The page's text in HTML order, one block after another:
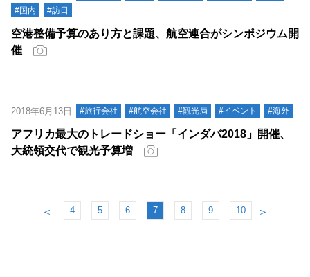
#国内
#訪日
空港整備予算のあり方と課題、航空連合がシンポジウム開
催
2018年6月13日 #旅行会社 #航空会社 #観光局 #イベント #海外
アフリカ最大のトレードショー「インダバ2018」開催、
大統領交代で観光予算増
＜ 4 5 6 7 8 9 10 ＞